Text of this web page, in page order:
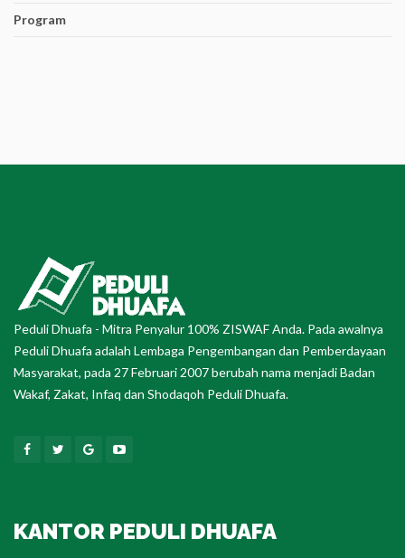
Program
Peduli Dhuafa - Mitra Penyalur 100% ZISWAF Anda. Pada awalnya
Peduli Dhuafa adalah Lembaga Pengembangan dan Pemberdayaan
Masyarakat, pada 27 Februari 2007 berubah nama menjadi Badan
Wakaf, Zakat, Infaq dan Shodaqoh Peduli Dhuafa.
Facebook
TwitterGoogleYoutube
KANTOR PEDULI DHUAFA